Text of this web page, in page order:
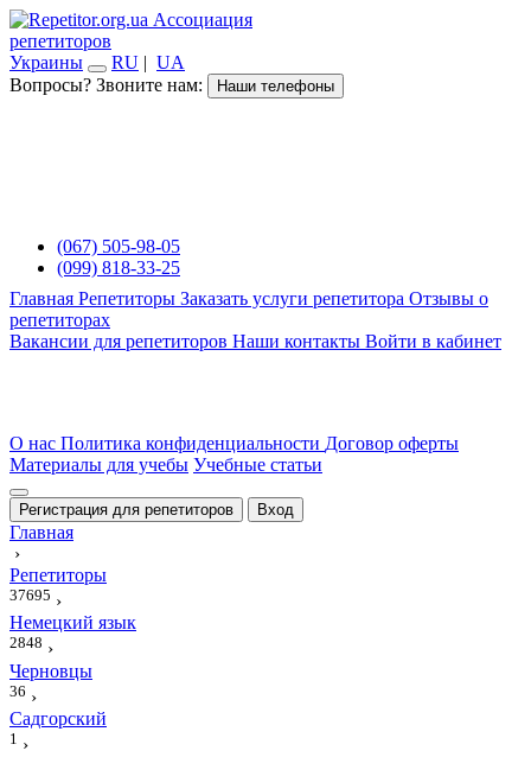
Ассоциация
репетиторов
Украины
RU | UA
Вопросы? Звоните нам:
Наши телефоны
(067) 505-98-05
(099) 818-33-25
Главная Репетиторы Заказать услуги репетитора Отзывы о
репетиторах
Вакансии для репетиторов Наши контакты Войти в кабинет
О нас Политика конфиденциальности Договор оферты
Материалы для учебы Учебные статьи
Регистрация для репетиторов Вход
Главная
›
Репетиторы
37695 ›
Немецкий язык
2848 ›
Черновцы
36 ›
Садгорский
1 ›